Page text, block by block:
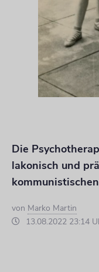
Die
lakonisch und
von Marko Martin
13.08.2022 23:14